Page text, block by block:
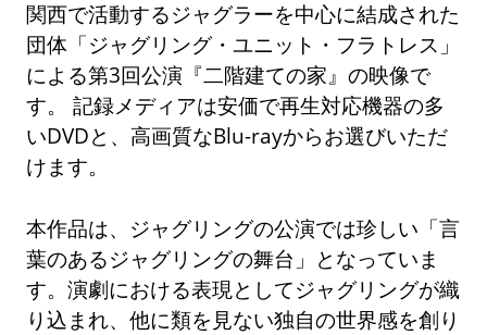
関西で活動するジャグラーを中心に結成された
団体「ジャグリング・ユニット・フラトレス」
による第3回公演『二階建ての家』の映像で
す。 記録メディアは安価で再生対応機器の多
いDVDと、高画質なBlu-rayからお選びいただ
けます。
本作品は、ジャグリングの公演では珍しい「言
葉のあるジャグリングの舞台」となっていま
す。演劇における表現としてジャグリングが織
り込まれ、他に類を見ない独自の世界感を創り